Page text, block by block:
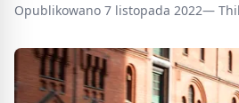
Opublikowano 7 listopada 2022—